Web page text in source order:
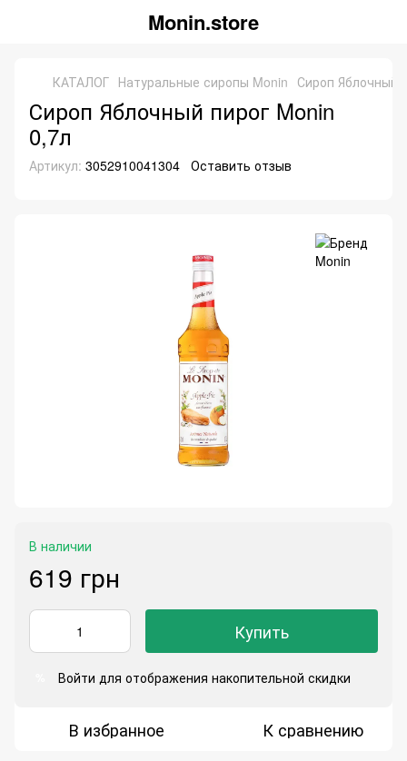
Monin.store
КАТАЛОГ Натуральные сиропы Monin Сироп Яблочный
Сироп Яблочный пирог Monin
0,7л
Артикул: 3052910041304 Оставить отзыв
В наличии
619 грн
Купить
Войти для отображения накопительной скидки
В избранное К сравнению